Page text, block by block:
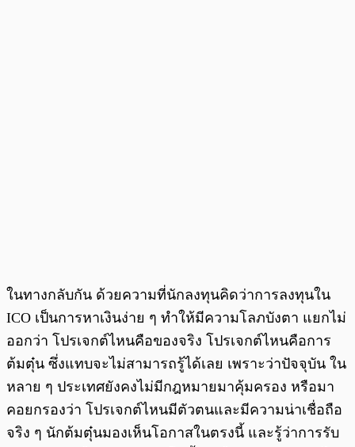
ในทางกลับกัน ด้วยความที่นักลงทุนคิดว่าการลงทุนใน
ICO เป็นการหาเงินง่าย ๆ ทำให้มีความโลภบังตา แยกไม่
ออกว่า โปรเจกต์ไหนคือของจริง โปรเจกต์ไหนคือการ
ต้มตุ๋น ซึ่งแทบจะไม่สามารถรู้ได้เลย เพราะว่าปัจจุบัน ใน
หลาย ๆ ประเทศยังคงไม่มีกฎหมายมาคุ้มครอง หรือมา
คอยกรองว่า โปรเจกต์ไหนมีตัวตนและมีความน่าเชื่อถือ
จริง ๆ นักต้มตุ๋นมองเห็นโอกาสในตรงนี้ และรู้ว่าการรับ